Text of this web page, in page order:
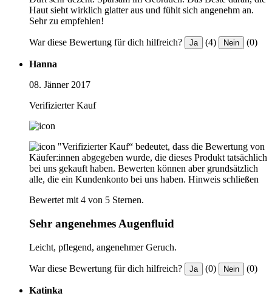
Haut sieht wirklich glatter aus und fühlt sich angenehm an.
Sehr zu empfehlen!
War diese Bewertung für dich hilfreich? Ja (4) Nein (0)
Hanna
08. Jänner 2017
Verifizierter Kauf
"Verifizierter Kauf“ bedeutet, dass die Bewertung von
Käufer:innen abgegeben wurde, die dieses Produkt tatsächlich
bei uns gekauft haben. Bewerten können aber grundsätzlich
alle, die ein Kundenkonto bei uns haben. Hinweis schließen
Bewertet mit 4 von 5 Sternen.
Sehr angenehmes Augenfluid
Leicht, pflegend, angenehmer Geruch.
War diese Bewertung für dich hilfreich? Ja (0) Nein (0)
Katinka